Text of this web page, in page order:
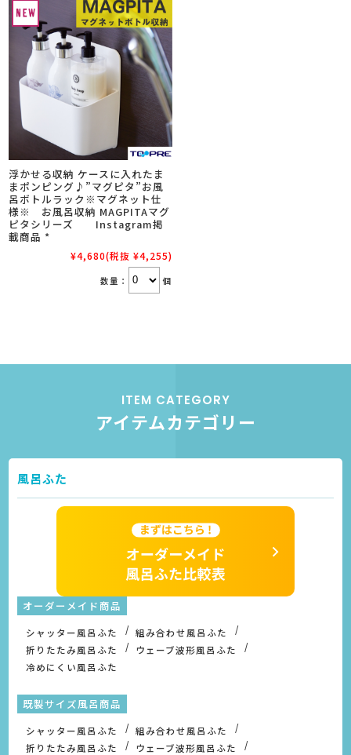
浮かせる収納 ケースに入れたま
まポンピング♪”マグピタ”お風
呂ボトルラック※マグネット仕
様※ お風呂収納 MAGPITAマグ
ピタシリーズ Instagram掲
載商品 *
¥4,680(税抜 ¥4,255)
数量： 個
ITEM CATEGORY
アイテムカテゴリー
風呂ふた
オーダーメイド商品
シャッター風呂ふた
組み合わせ風呂ふた
折りたたみ風呂ふた
ウェーブ波形風呂ふた
冷めにくい風呂ふた
既製サイズ風呂商品
シャッター風呂ふた
組み合わせ風呂ふた
折りたたみ風呂ふた
ウェーブ波形風呂ふた